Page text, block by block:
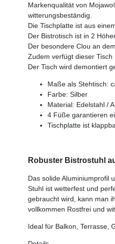
Markenqualität von
witterungsbeständig.
Die Tischplatte ist aus
Der Bistrotisch ist in 2
Der besondere Clou an
Zudem verfügt dieser
Der Tisch wird demontiert
Maße als Stehtisch:
Farbe: Silber
Material: Edelstahl /
4 Füße garantieren
Tischplatte ist
Robuster Bistrostuhl
Das solide Aluminiumprofil
Stuhl ist wetterfest und
gebraucht wird, kann man
vollkommen Rostfrei und
Ideal für Balkon, Terrasse,